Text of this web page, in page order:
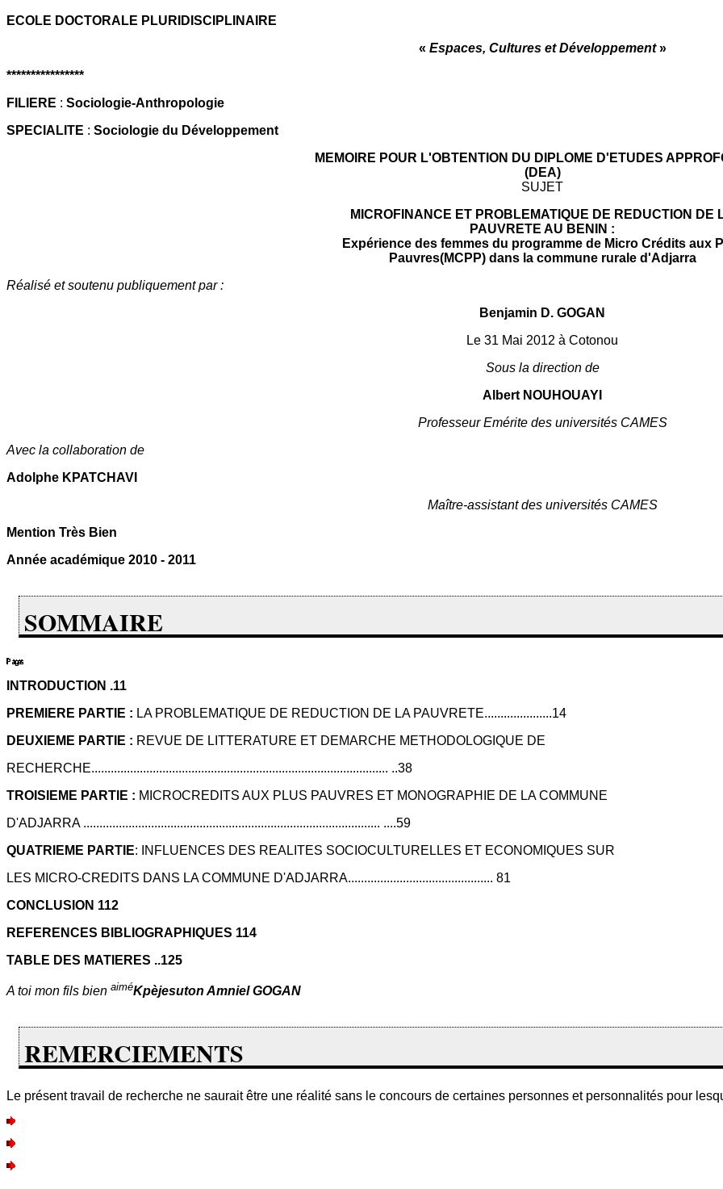
ECOLE DOCTORALE PLURIDISCIPLINAIRE
« Espaces, Cultures et Développement»
****************
FILIERE : Sociologie-Anthropologie
SPECIALITE : Sociologie du Développement
MEMOIRE POUR L'OBTENTION DU DIPLOME D'ETUDES
(DEA)
SUJET
MICROFINANCE ET PROBLEMATIQUE DE REDUCTION DE
PAUVRETE AU BENIN :
Expérience des femmes du programme de Micro Crédits aux
Pauvres(MCPP) dans la commune rurale d'Adjarra
Réalisé et soutenu publiquement par :
Benjamin D. GOGAN
Le 31 Mai 2012 à Cotonou
Sous la direction de
Albert NOUHOUAYI
Professeur Emérite des universités CAMES
Avec la collaboration de
Adolphe KPATCHAVI
Maître-assistant des universités CAMES
Mention Très Bien
Année académique 2010 - 2011
SOMMAIRE
INTRODUCTION .11
PREMIERE PARTIE : LA PROBLEMATIQUE DE REDUCTION DE LA PAUVRETE.....................14
DEUXIEME PARTIE : REVUE DE LITTERATURE ET DEMARCHE METHODOLOGIQUE DE
RECHERCHE............................................................................................ ..38
TROISIEME PARTIE : MICROCREDITS AUX PLUS PAUVRES ET MONOGRAPHIE DE LA COMMUNE
D'ADJARRA ............................................................................................ ....59
QUATRIEME PARTIE: INFLUENCES DES REALITES SOCIOCULTURELLES ET ECONOMIQUES SUR
LES MICRO-CREDITS DANS LA COMMUNE D'ADJARRA............................................. 81
CONCLUSION 112
REFERENCES BIBLIOGRAPHIQUES 114
TABLE DES MATIERES ..125
A toi mon fils bien aiméKpèjesuton Amniel GOGAN
REMERCIEMENTS
Le présent travail de recherche ne saurait être une réalité sans le concours de certaines personnes et personnalités pour